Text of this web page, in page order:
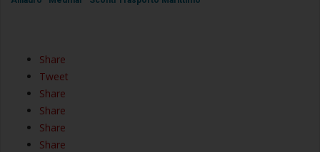
Share
Tweet
Share
Share
Share
Share